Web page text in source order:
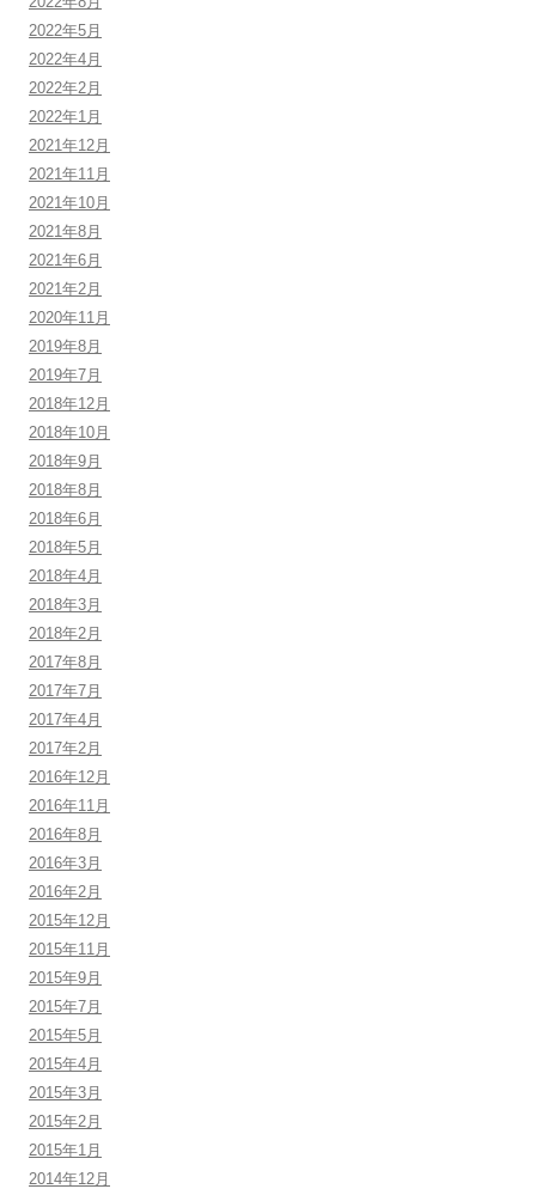
2022年5月
2022年4月
2022年2月
2022年1月
2021年12月
2021年11月
2021年10月
2021年8月
2021年6月
2021年2月
2020年11月
2019年8月
2019年7月
2018年12月
2018年10月
2018年9月
2018年8月
2018年6月
2018年5月
2018年4月
2018年3月
2018年2月
2017年8月
2017年7月
2017年4月
2017年2月
2016年12月
2016年11月
2016年8月
2016年3月
2016年2月
2015年12月
2015年11月
2015年9月
2015年7月
2015年5月
2015年4月
2015年3月
2015年2月
2015年1月
2014年12月